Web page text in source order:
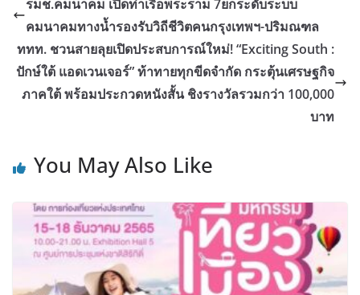
รมช.คมนาคม เปิดท่าเรือพระราม 7ยกระดับระบบ
คมนาคมทางน้ำรองรับวิถีชีวิตคนกรุงเทพฯ-ปริมณฑล
ททท. ชวนสายลุยเปิดประสบการณ์ใหม่! “Exciting South :
ปักษ์ใต้ แอดเวนเจอร์” ท้าทายทุกขีดจำกัด กระตุ้นเศรษฐกิจ
ภาคใต้ พร้อมประกวดหนังสั้น ชิงรางวัลรวมกว่า 100,000
บาท
You May Also Like